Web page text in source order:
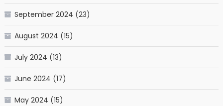
September 2024 (23)
August 2024 (15)
July 2024 (13)
June 2024 (17)
May 2024 (15)